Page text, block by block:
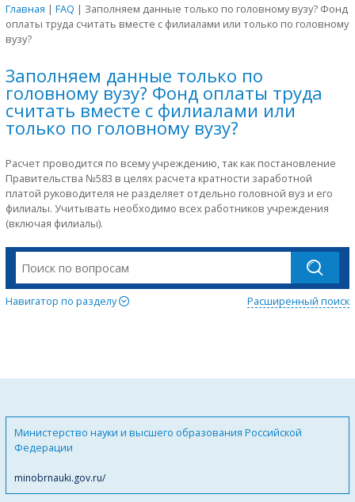
Главная | FAQ | Заполняем данные только по головному вузу? Фонд
оплаты труда считать вместе с филиалами или только по головному
вузу?
Заполняем данные только по
головному вузу? Фонд оплаты труда
считать вместе с филиалами или
только по головному вузу?
Расчет проводится по всему учреждению, так как постановление
Правительства №583 в целях расчета кратности заработной
платой руководителя не разделяет отдельно головной вуз и его
филиалы. Учитывать необходимо всех работников учреждения
(включая филиалы).
Навигатор по разделу Расширенный поиск
Министерство науки и высшего образования Российской
Федерации
minobrnauki.gov.ru/